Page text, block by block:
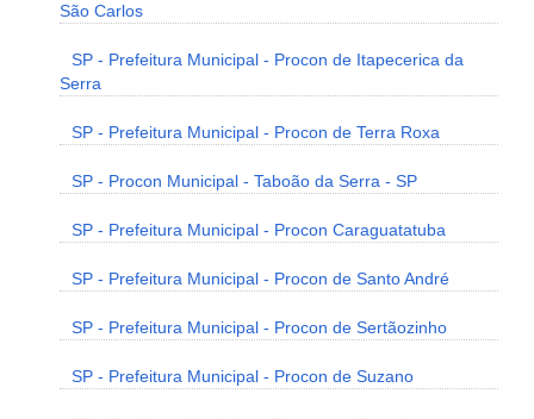
São Carlos
SP - Prefeitura Municipal - Procon de Itapecerica da
Serra
SP - Prefeitura Municipal - Procon de Terra Roxa
SP - Procon Municipal - Taboão da Serra - SP
SP - Prefeitura Municipal - Procon Caraguatatuba
SP - Prefeitura Municipal - Procon de Santo André
SP - Prefeitura Municipal - Procon de Sertãozinho
SP - Prefeitura Municipal - Procon de Suzano